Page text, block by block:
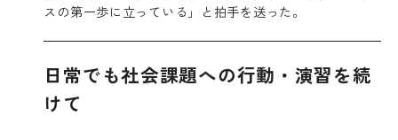
スの第一歩に立っている」と拍手を送った。
日常でも社会課題への行動・演習を続
けて